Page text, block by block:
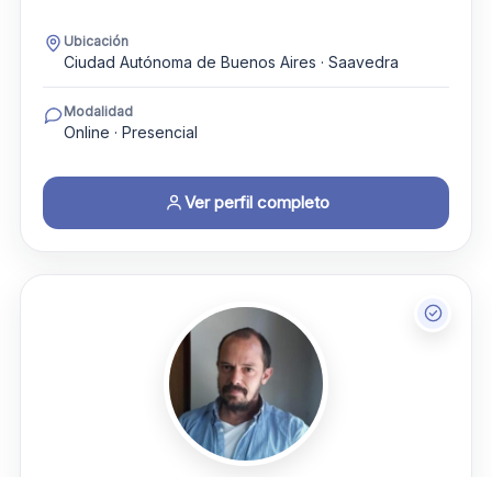
Ubicación
Ciudad Autónoma de Buenos Aires · Saavedra
Modalidad
Online · Presencial
Ver perfil completo